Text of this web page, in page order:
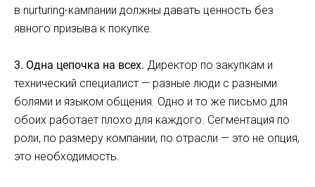
в nurturing-кампании должны давать ценность без
явного призыва к покупке.
3. Одна цепочка на всех. Директор по закупкам и
технический специалист — разные люди с разными
болями и языком общения. Одно и то же письмо для
обоих работает плохо для каждого. Сегментация по
роли, по размеру компании, по отрасли — это не опция,
это необходимость.